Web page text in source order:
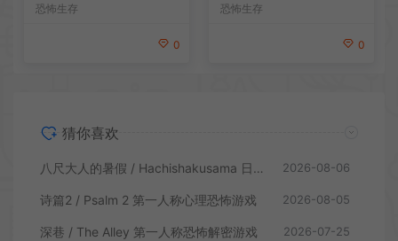
恐怖生存
0
恐怖生存
0
猜你喜欢
八尺大人的暑假 / Hachishakusama 日式温情恐怖游戏 2026-08-06
诗篇2 / Psalm 2 第一人称心理恐怖游戏 2026-08-05
深巷 / The Alley 第一人称恐怖解密游戏 2026-07-25